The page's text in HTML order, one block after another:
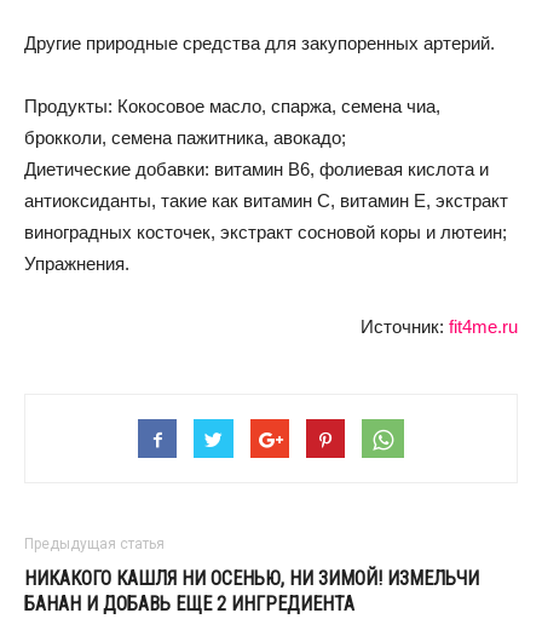
Другие природные средства для закупоренных артерий.
Продукты: Кокосовое масло, спаржа, семена чиа,
брокколи, семена пажитника, авокадо;
Диетические добавки: витамин B6, фолиевая кислота и
антиоксиданты, такие как витамин C, витамин E, экстракт
виноградных косточек, экстракт сосновой коры и лютеин;
Упражнения.
Источник: fit4me.ru
Предыдущая статья
НИКАКОГО КАШЛЯ НИ ОСЕНЬЮ, НИ ЗИМОЙ! ИЗМЕЛЬЧИ
БАНАН И ДОБАВЬ ЕЩЕ 2 ИНГРЕДИЕНТА